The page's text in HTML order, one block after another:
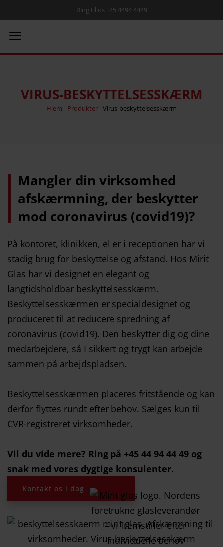
Ring til os +45 4494 4449
VIRUS-BESKYTTELSESSKÆRM
Hjem - Produkter-Virus-beskyttelsesskærm
Mangler din virksomhed
afskærmning, der beskytter
mod coronavirus (covid19)?
På kontoret, klinikken, eller i receptionen har vi
stadig brug for beskyttelse og afstand. Hos Mirit
Glas har vi designet en elegant og
langtidsholdbar beskyttelsesskærm.
Beskyttelsesskærmen er specialdesignet og
produceret til at reducere spredning af
coronavirus (covid19). Den beskytter dig og dine
medarbejdere, så I sikkert og trygt kan arbejde
sammen på arbejdspladsen.
Beskyttelsesskærmen placeres fritstående og kan
derfor flyttes rundt efter behov. Sælges kun til
CVR-registreret virksomheder.
Vil du vide mere? Ring på +45 44 94 44 49 og
snak med vores dygtige konsulenter.
Kontakt os i dag